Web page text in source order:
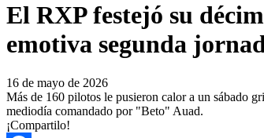
El RXP festejó su
emotiva segunda
16 de mayo de 2026
Más de 160 pilotos le pusieron calor a un sábado
mediodía comandado por "Beto" Auad.
¡Compartilo!